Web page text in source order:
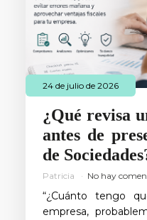
24 de julio de 2026
¿Qué revisa
antes de
de
Patricia No hay
“¿Cuánto tengo
empresa,